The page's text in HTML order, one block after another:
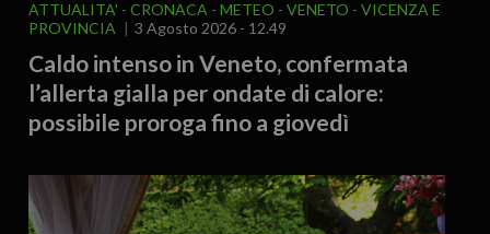
ATTUALITA' CRONACA METEO VENETO
VICENZA E
PROVINCIA
3 Agosto 2026 - 12.49
Caldo intenso in Veneto, confermata
l’allerta gialla per ondate di calore:
possibile proroga fino a giovedì